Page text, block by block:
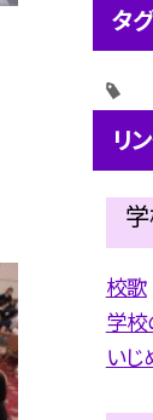
タ
リ
校歌
学校
い